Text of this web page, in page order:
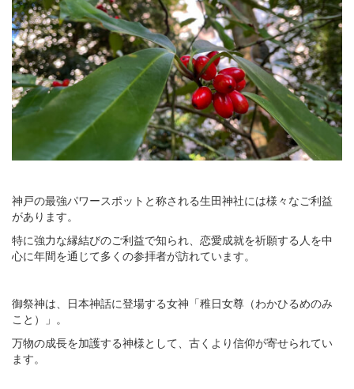
神戸の最強パワースポットと称される生田神社には様々なご利益
があります。
特に強力な縁結びのご利益で知られ、恋愛成就を祈願する人を中
心に年間を通じて多くの参拝者が訪れています。
御祭神は、日本神話に登場する女神「稚日女尊（わかひるめのみ
こと）」。
万物の成長を加護する神様として、古くより信仰が寄せられてい
ます。